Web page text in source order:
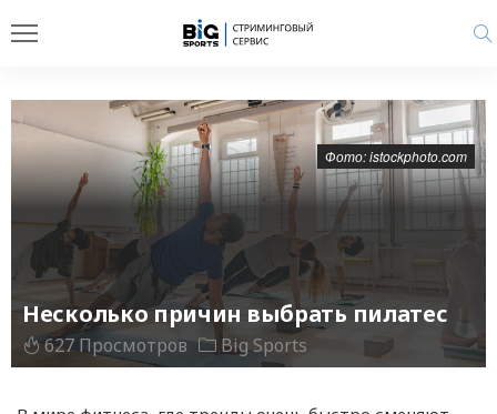
Несколько причин выбрать пилатес
627 Просмотров Big Sports
Фото: istockphoto.com